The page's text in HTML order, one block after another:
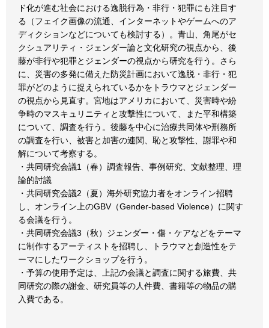
ド化が進む社会における逸脱行為・非行・犯罪にも注目す
る（フェイク画像の流通、インターネットやゲームへのア
ディクションなどについても検討する）。青山、角尾がセ
クシュアリティ・ジェンダー論と文化研究の視点から、後
藤が非行や犯罪とジェンダーの視点から研究を行う。さら
に、災害の多発に備えた防災計画において逸脱・非行・犯
罪がどのように捉えられているかをトラウマとジェンダー
の視点から見直す。宮地はアメリカにおいて、災害時や紛
争時のマスキュリニティと攻撃性について、また平和構築
について、調査を行う。後藤を中心に治療共同体や刑務所
の調査を行い、被害と加害の連関、恥と攻撃性、謝罪や和
解について考察する。
・共同研究会議1（春）調査報告、事例研究、文献整理、理
論的討議
・共同研究会議2（夏）海外研究協力者をオンライン招聘
し、オンライン上のGBV（Gender-based Violence）に関す
る会議を行う。
・共同研究会議3（秋）ジェンダー・傷・ケアなどをテーマ
に制作するアーティストを招聘し、トラウマと創造性をテ
ーマにしたワークショップを行う。
・予算の使用予定は、上記の会議と調査に関する旅費、共
同研究の際の謝金、研究員等の人件費、書籍等の物品の購
入費である。